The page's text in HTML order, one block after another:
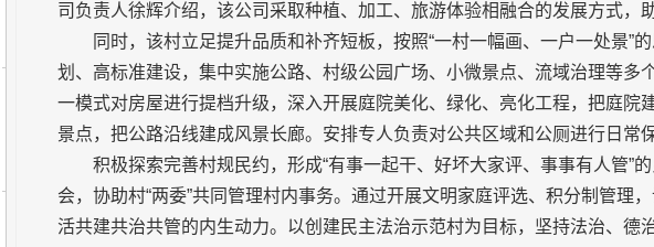
司负责人徐辉介绍，该公司采取种植、加工、旅游体验相融合的发展方式，
同时，该村立足提升品质和补齐短板，按照“一村一幅画、一户一处景”
划、高标准建设，集中实施公路、村级公园广场、小微景点、流域治理等多
一模式对房屋进行提档升级，深入开展庭院美化、绿化、亮化工程，把庭院
景点，把公路沿线建成风景长廊。安排专人负责对公共区域和公厕进行日常
积极探索完善村规民约，形成“有事一起干、好坏大家评、事事有人管”
会，协助村“两委”共同管理村内事务。通过开展文明家庭评选、积分制管理
活共建共治共管的内生动力。以创建民主法治示范村为目标，坚持法治、德